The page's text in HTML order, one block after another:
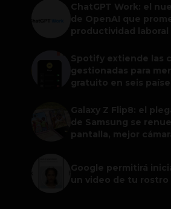
ChatGPT Work: el
de OpenAI que
productividad laboral
Spotify extiende las
gestionadas para
gratuito en seis
Galaxy Z Flip8: el
de Samsung se
pantalla, mejor
Google permitirá
un video de tu rostro